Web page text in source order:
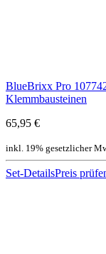
BlueBrixx Pro
Klemmbausteinen
65,95 €
inkl. 19% gesetzlicher
Set-DetailsPreis